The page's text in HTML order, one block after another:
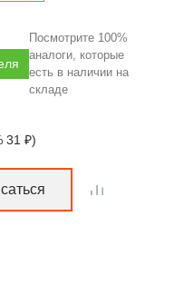
Посмотрите 100%
аналоги, которые
есть в наличии на
складе
31 ₽)